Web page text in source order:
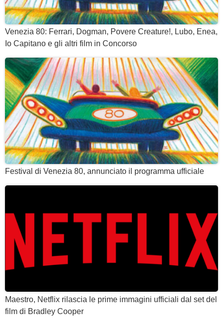
Venezia 80: Ferrari, Dogman, Povere Creature!, Lubo, Enea,
Io Capitano e gli altri film in Concorso
Festival di Venezia 80, annunciato il programma ufficiale
Maestro, Netflix rilascia le prime immagini ufficiali dal set del
film di Bradley Cooper